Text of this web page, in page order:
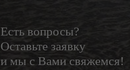
Есть вопросы?
Оставьте заявку
и мы с Вами свяжемся!